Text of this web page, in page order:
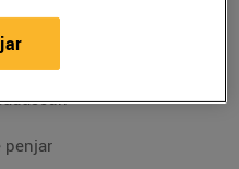
penjar